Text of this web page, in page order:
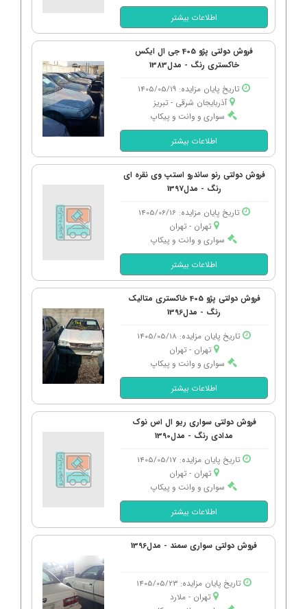
اطلاعات بیشتر
فروش دولتی پژو 405 جی ال ایکس
خاکستری رنگ - مدل1383
تاریخ پایان مزایده: 1405/05/19
آذربایجان شرقی - تبریز
سواری و وانت و پیکاپ
اطلاعات بیشتر
فروش دولتی رنو ساندرو استپ وی نقره ای
رنگ - مدل1397
تاریخ پایان مزایده: 1405/06/16
تهران - تهران
سواری و وانت و پیکاپ
اطلاعات بیشتر
فروش دولتی پژو 405 خاکستری متالیک
رنگ - مدل1396
تاریخ پایان مزایده: 1405/05/18
تهران - تهران
سواری و وانت و پیکاپ
اطلاعات بیشتر
فروش دولتی سواری ریو ال اس نوک
مدادی رنگ - مدل1390
تاریخ پایان مزایده: 1405/05/17
تهران - تهران
سواری و وانت و پیکاپ
اطلاعات بیشتر
فروش دولتی سواری سمند - مدل1396
تاریخ پایان مزایده: 1405/05/23
تهران - ملارد